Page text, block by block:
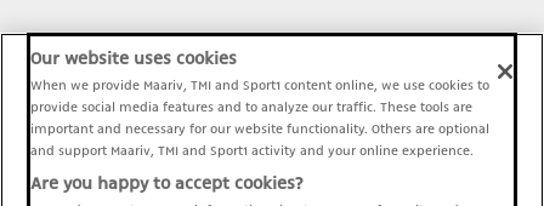
Our website uses cookies
When we provide Maariv, TMI and Sport1 content online, we use cookies to
provide social media features and to analyze our traffic. These tools are
important and necessary for our website functionality. Others are optional
and support Maariv, TMI and Sport1 activity and your online experience.
Are you happy to accept cookies?